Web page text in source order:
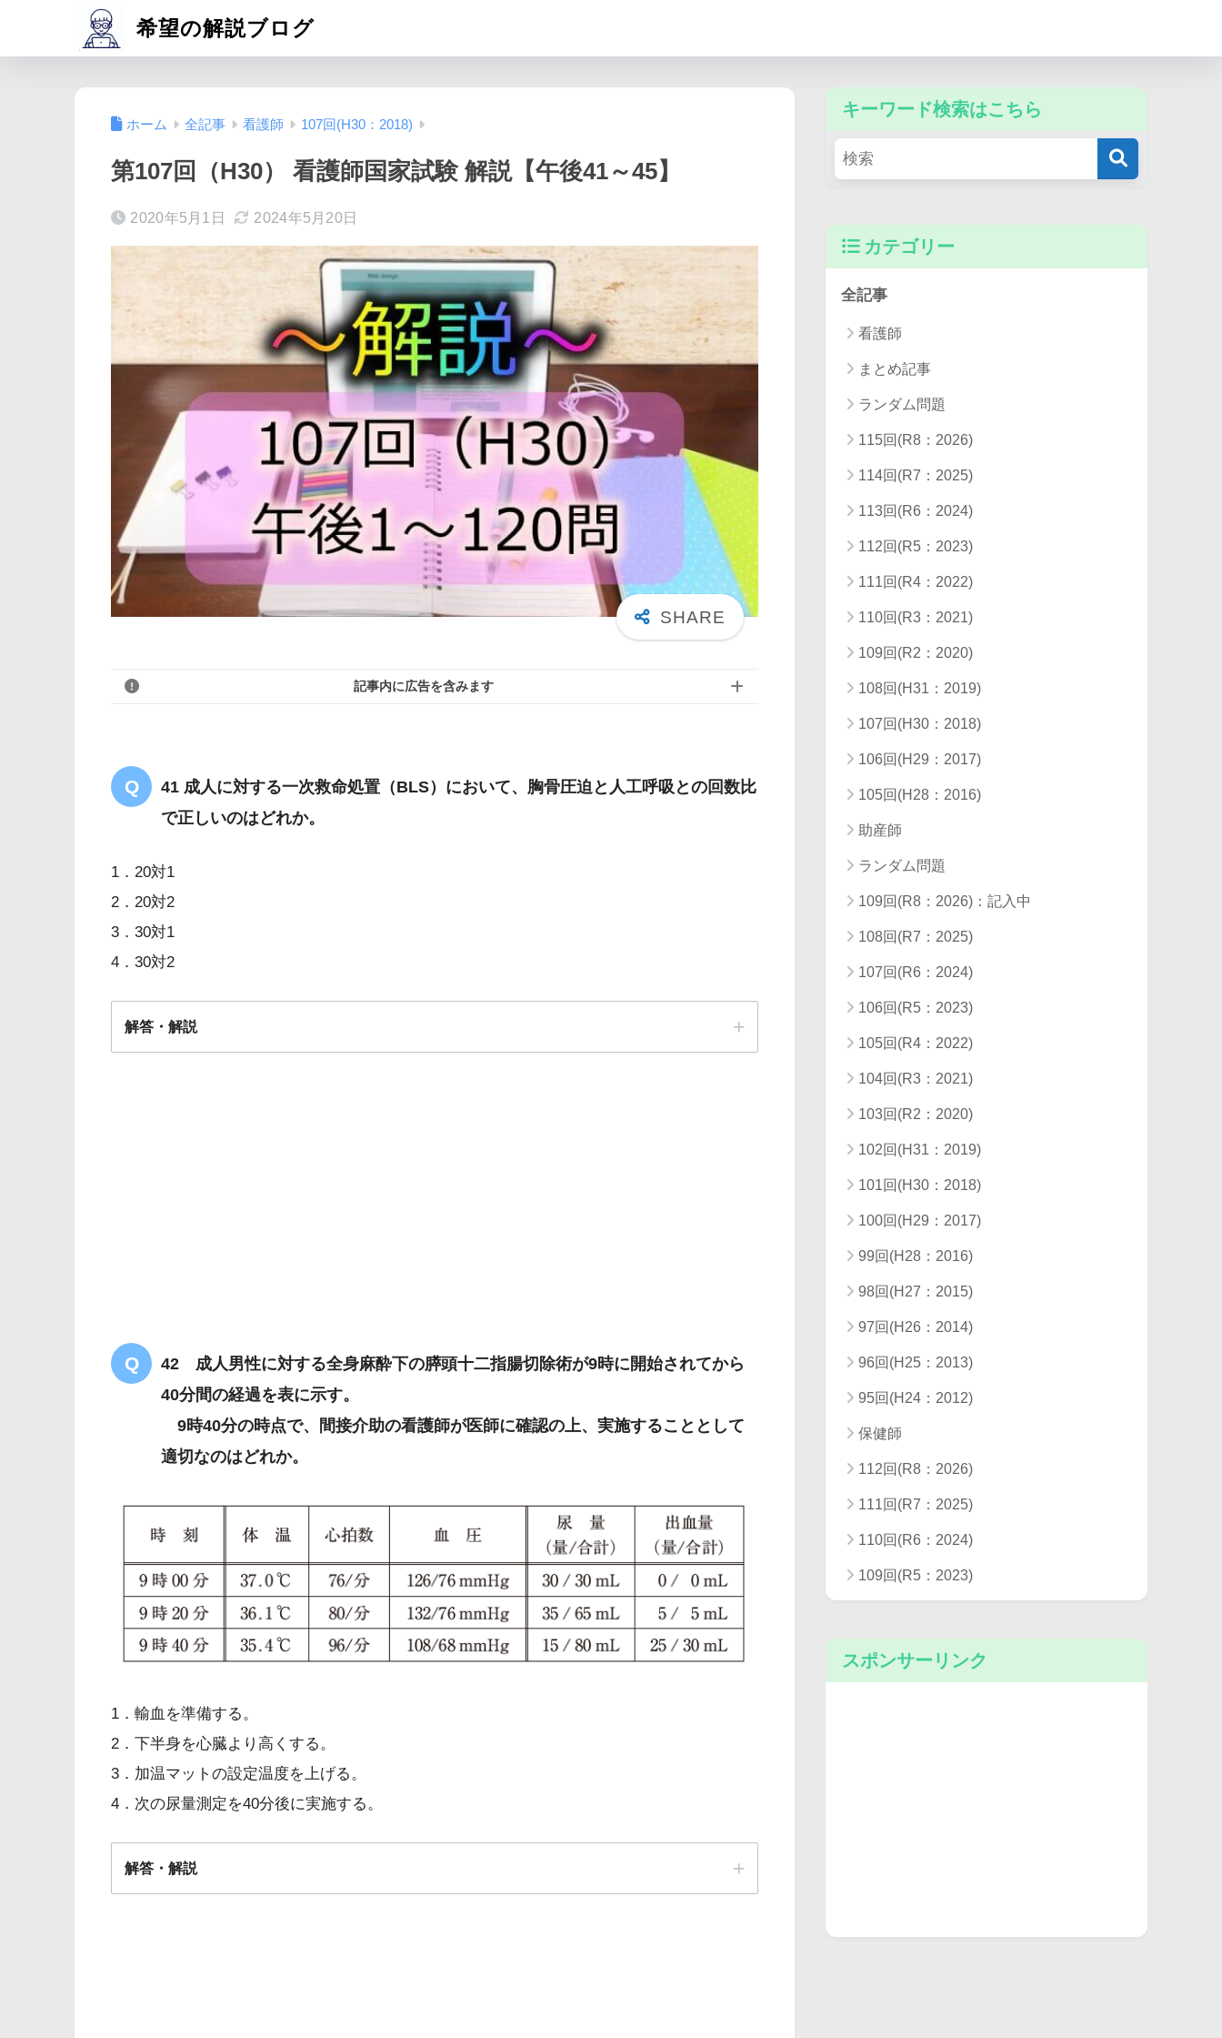
希望の解説ブログ
ホーム 全記事 看護師 107回(H30：2018)
第107回（H30） 看護師国家試験 解説【午後41～45】
2020年5月1日 2024年5月20日
記事内に広告を含みます
41 成人に対する一次救命処置（BLS）において、胸骨圧迫と人工呼吸との回数比
で正しいのはどれか。
1．20対1
2．20対2
3．30対1
4．30対2
解答・解説
42 成人男性に対する全身麻酔下の膵頭十二指腸切除術が9時に開始されてから
40分間の経過を表に示す。
9時40分の時点で、間接介助の看護師が医師に確認の上、実施することとして
適切なのはどれか。
1．輸血を準備する。
2．下半身を心臓より高くする。
3．加温マットの設定温度を上げる。
4．次の尿量測定を40分後に実施する。
解答・解説
キーワード検索はこちら
カテゴリー
全記事
看護師
まとめ記事
ランダム問題
115回(R8：2026)
114回(R7：2025)
113回(R6：2024)
112回(R5：2023)
111回(R4：2022)
110回(R3：2021)
109回(R2：2020)
108回(H31：2019)
107回(H30：2018)
106回(H29：2017)
105回(H28：2016)
助産師
ランダム問題
109回(R8：2026)：記入中
108回(R7：2025)
107回(R6：2024)
106回(R5：2023)
105回(R4：2022)
104回(R3：2021)
103回(R2：2020)
102回(H31：2019)
101回(H30：2018)
100回(H29：2017)
99回(H28：2016)
98回(H27：2015)
97回(H26：2014)
96回(H25：2013)
95回(H24：2012)
保健師
112回(R8：2026)
111回(R7：2025)
110回(R6：2024)
109回(R5：2023)
スポンサーリンク